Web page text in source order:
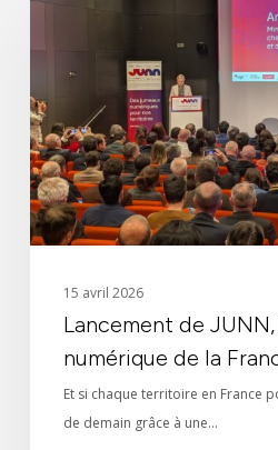
jumeau
numérique
de
la
France
15 avril 2026
Lancement de
numérique de la
Et si chaque territoire en France
de demain grâce à une…